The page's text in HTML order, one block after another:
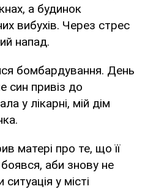
а будинок
вибухів. Через стрес
напад.
бомбардування. День
син привіз до
у лікарні, мій дім
матері про те, що її
аби знову не
у місті